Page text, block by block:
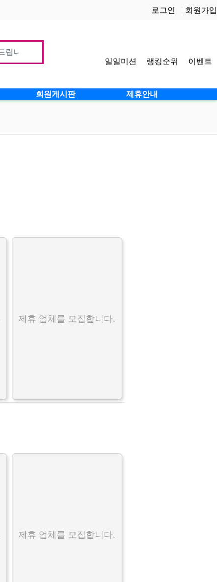
로그인 회원가입
일일미션 랭킹순위 이벤트
회원게시판 제휴안내
제휴 업체를 모집합니다.
제휴 업체를 모집합니다.